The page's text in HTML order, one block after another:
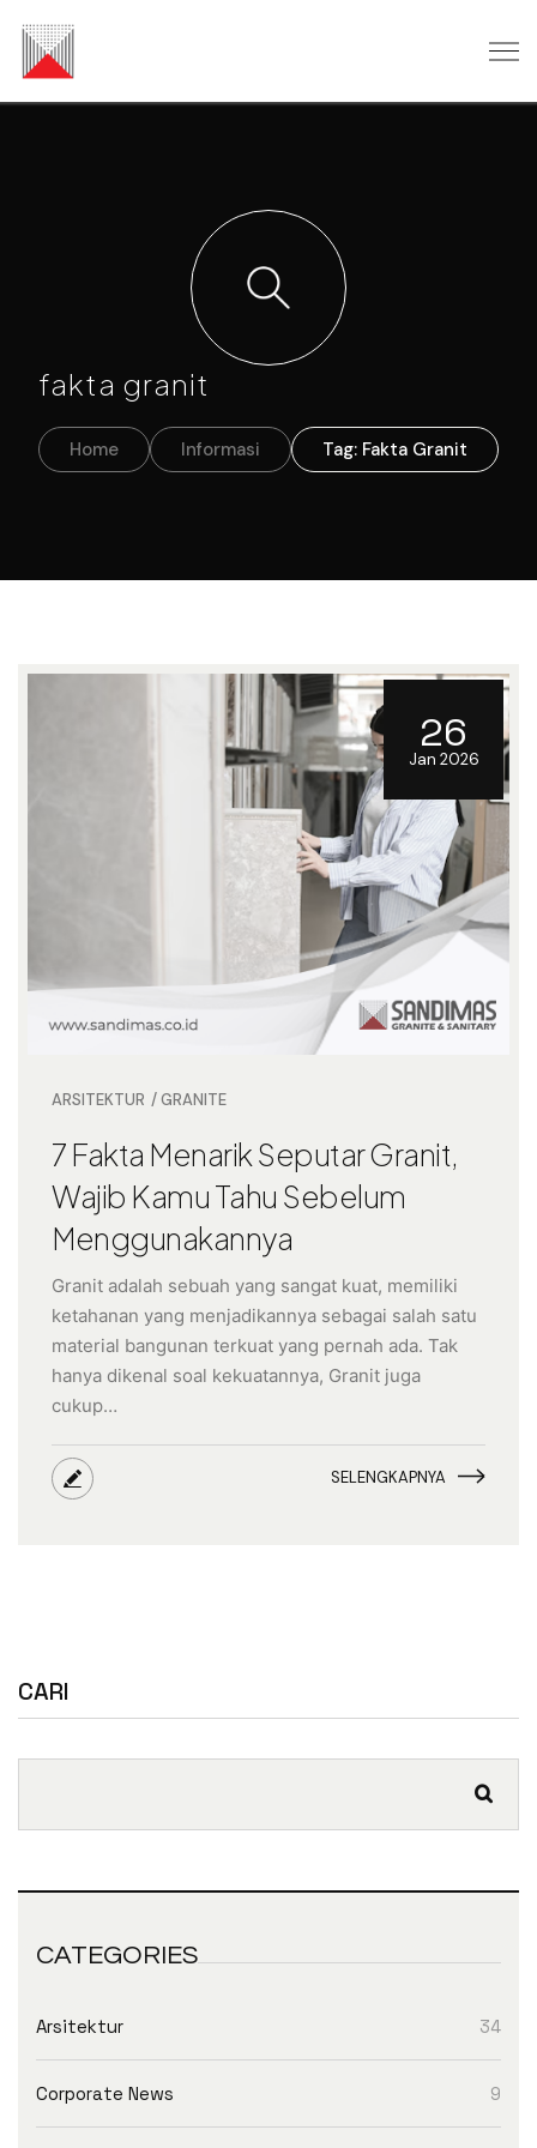
fakta granit
Home Informasi Tag: Fakta Granit
26
Jan 2026
ARSITEKTUR GRANITE
7 Fakta Menarik Seputar Granit,
Wajib Kamu Tahu Sebelum
Menggunakannya
Granit adalah sebuah yang sangat kuat, memiliki
ketahanan yang menjadikannya sebagai salah satu
material bangunan terkuat yang pernah ada. Tak
hanya dikenal soal kekuatannya, Granit juga
cukup…
SELENGKAPNYA
CARI
CATEGORIES
Arsitektur 34
Corporate News 9